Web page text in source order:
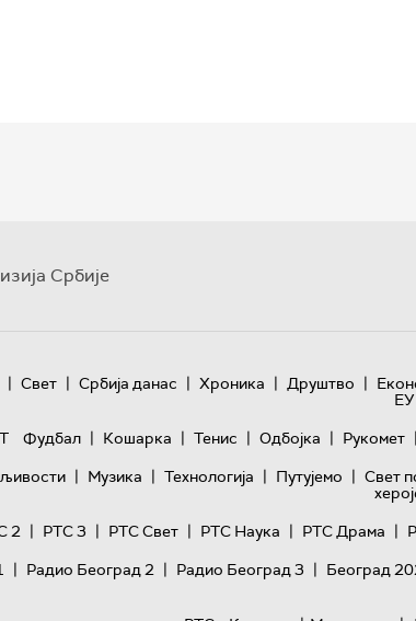
Србије
| Свет | Србија данас | Хроника | Друштво |
Фудбал | Кошарка | Тенис | Одбојка | Рукомет |
| Музика | Технологијa | Путујемо | Свет
2 | РТС 3 | РТС Свет | РТС Наука | РТС Драма |
| Радио Београд 2 | Радио Београд 3 | Београд